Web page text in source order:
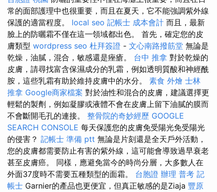
常的面部護理中也很重要，而且在夏天，它不能強調紫外線
保護的適當程度。 local seo 記帳士 成本會計 而且，最新
臉上的防曬霜不僅在這一領域都出色。 首先，確定您的皮
膚類型 wordpress seo 杜拜簽證 - 文心南路撥筋堂 無論是
乾燥，油膩，混合，敏感還是痤瘡。 台中 推拿 對於乾燥的
皮膚，請尋找富含保濕成分的乳霜，例如透明質酸和神經酰
胺，這些乳霜有助於維持皮膚中的水分。 素食 外燴 士林
推拿 Google商家檔案 對於油性和混合的皮膚，建議選擇更
輕鬆的製劑，例如凝膠或液體不會在皮膚上留下油膩的膜而
不會斷開毛孔的連接。 整骨院的奇妙經歷 GOOGLE
SEARCH CONSOLE 每天保護您的皮膚免受陽光免受陽光
的侵害？ 記帳士 準備 ptt 無論是片刻還是全天戶外活動，
您的皮膚都需要防止有害的紫外線，這可能會導致過早衰老
甚至皮膚癌。 同樣，應避免當今的時尚分層，大多數人在
外面37度時不需要五種類型的面霜。 台胞證 辦理 普考 記
帳士 Garnier的產品也更便宜，但真正敏感的是Ziaja 豐原